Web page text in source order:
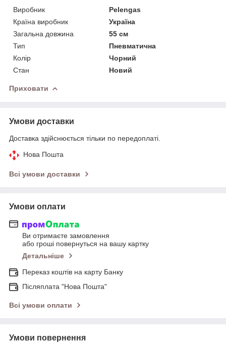
Виробник
Pelengas
Країна виробник
Україна
Загальна довжина
55 см
Тип
Пневматична
Колір
Чорний
Стан
Новий
Приховати
Умови доставки
Доставка здійснюється тільки по передоплаті.
Нова Пошта
Всі умови доставки
Умови оплати
Ви отримаєте замовлення
або гроші повернуться на вашу картку
Детальніше
Переказ коштів на карту Банку
Післяплата "Нова Пошта"
Всі умови оплати
Умови повернення